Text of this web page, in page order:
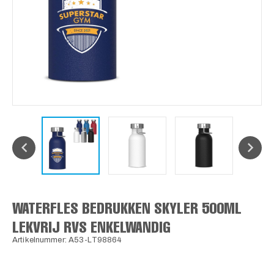
WATERFLES BEDRUKKEN SKYLER 500ML
LEKVRIJ RVS ENKELWANDIG
Artikelnummer: A53-LT98864